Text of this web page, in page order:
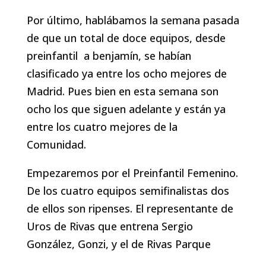
Por último, hablábamos la semana pasada
de que un total de doce equipos, desde
preinfantil a benjamín, se habían
clasificado ya entre los ocho mejores de
Madrid. Pues bien en esta semana son
ocho los que siguen adelante y están ya
entre los cuatro mejores de la
Comunidad.
Empezaremos por el Preinfantil Femenino.
De los cuatro equipos semifinalistas dos
de ellos son ripenses. El representante de
Uros de Rivas que entrena Sergio
González, Gonzi, y el de Rivas Parque